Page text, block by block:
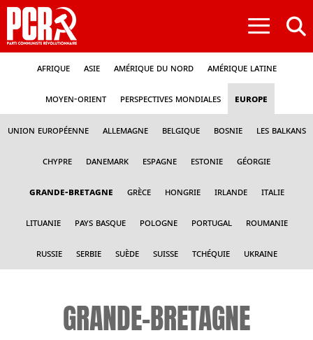
≡
Afrique Asie Amérique du nord Amérique latine
Moyen-Orient Perspectives mondiales Europe
Union Européenne Allemagne Belgique Bosnie Les Balkans
Chypre Danemark Espagne Estonie Géorgie
Grande-Bretagne Grèce Hongrie Irlande Italie
Lituanie Pays Basque Pologne Portugal Roumanie
Russie Serbie Suède Suisse Tchéquie Ukraine
GRANDE-BRETAGNE